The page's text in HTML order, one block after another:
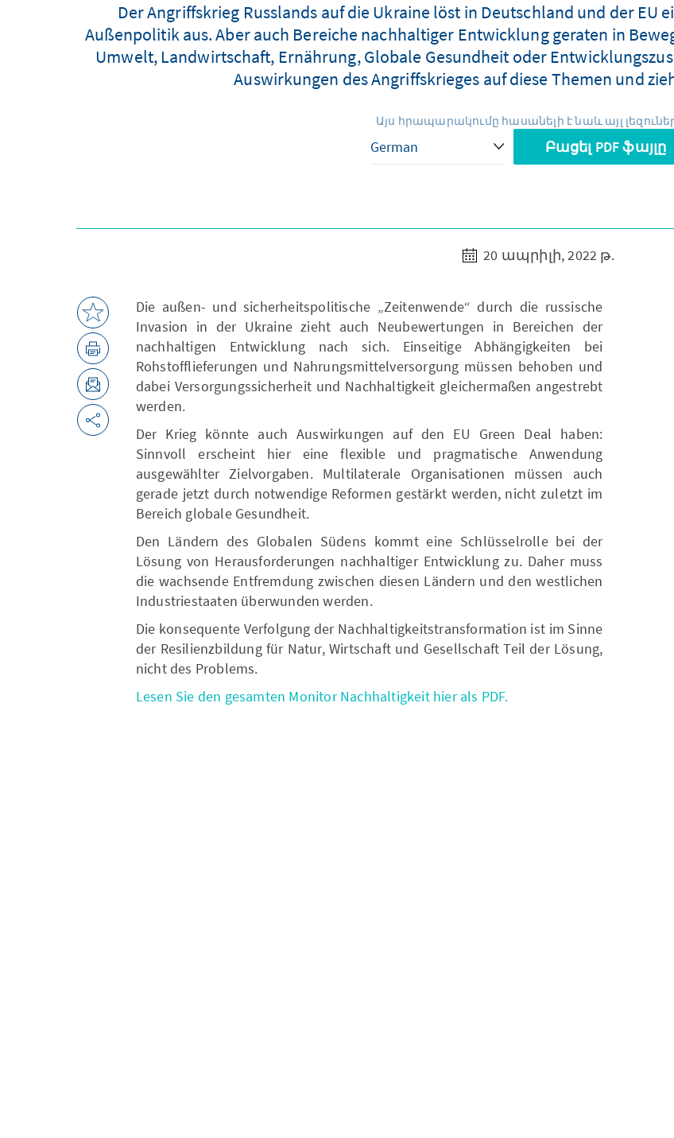
Der Angriffskrieg Russlands auf die Ukraine löst in Deutschland und der EU
Außenpolitik aus. Aber auch Bereiche nachhaltiger Entwicklung geraten in
Umwelt, Landwirtschaft, Ernährung, Globale Gesundheit oder
Auswirkungen des Angriffskrieges auf diese Themen und
Այս հրապարակումը հասանելի է նաև այլ
Բացել PDF ֆայլը
20 ապրիլի, 2022 թ.
Die außen- und sicherheitspolitische „Zeitenwende“ durch die russische
Invasion in der Ukraine zieht auch Neubewertungen in Bereichen der
nachhaltigen Entwicklung nach sich. Einseitige Abhängigkeiten bei
Rohstofflieferungen und Nahrungsmittelversorgung müssen behoben und
dabei Versorgungssicherheit und Nachhaltigkeit gleichermaßen angestrebt
werden.
Der Krieg könnte auch Auswirkungen auf den EU Green Deal haben:
Sinnvoll erscheint hier eine flexible und pragmatische Anwendung
ausgewählter Zielvorgaben. Multilaterale Organisationen müssen auch
gerade jetzt durch notwendige Reformen gestärkt werden, nicht zuletzt im
Bereich globale Gesundheit.
Den Ländern des Globalen Südens kommt eine Schlüsselrolle bei der
Lösung von Herausforderungen nachhaltiger Entwicklung zu. Daher muss
die wachsende Entfremdung zwischen diesen Ländern und den westlichen
Industriestaaten überwunden werden.
Die konsequente Verfolgung der Nachhaltigkeitstransformation ist im Sinne
der Resilienzbildung für Natur, Wirtschaft und Gesellschaft Teil der Lösung,
nicht des Problems.
Lesen Sie den gesamten Monitor Nachhaltigkeit hier als PDF.